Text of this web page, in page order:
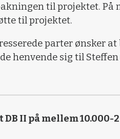
til projektet. På
til projektet.
parter ønsker at
henvende sig til Steffen
II på mellem 10.000-